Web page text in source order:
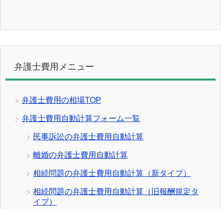
弁護士費用メニュー
弁護士費用の相場TOP
弁護士費用自動計算フォーム一覧
民事訴訟の弁護士費用自動計算
離婚の弁護士費用自動計算
相続問題の弁護士費用自動計算（新タイプ）
相続問題の弁護士費用自動計算（旧報酬規定タ
イプ）